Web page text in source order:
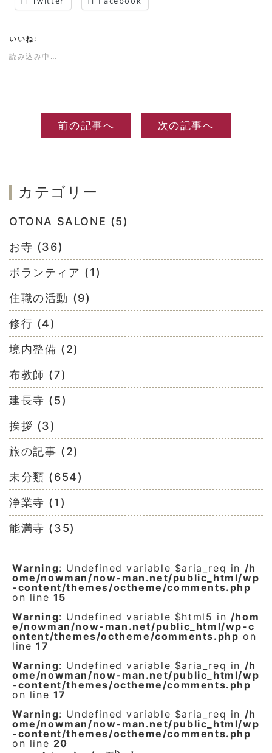
いいね:
読み込み中…
前の記事へ 次の記事へ
カテゴリー
OTONA SALONE (5)
お寺 (36)
ボランティア (1)
住職の活動 (9)
修行 (4)
境内整備 (2)
布教師 (7)
建長寺 (5)
挨拶 (3)
旅の記事 (2)
未分類 (654)
浄業寺 (1)
能満寺 (35)
Warning: Undefined variable $aria_req in /h
ome/nowman/now-man.net/public_html/wp
-content/themes/octheme/comments.php
on line 15
Warning: Undefined variable $html5 in /hom
e/nowman/now-man.net/public_html/wp-c
ontent/themes/octheme/comments.php on
line 17
Warning: Undefined variable $aria_req in /h
ome/nowman/now-man.net/public_html/wp
-content/themes/octheme/comments.php
on line 17
Warning: Undefined variable $aria_req in /h
ome/nowman/now-man.net/public_html/wp
-content/themes/octheme/comments.php
on line 20